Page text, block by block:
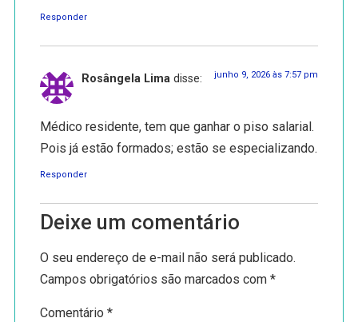
Responder
Rosângela Lima disse: junho 9, 2026 às 7:57 pm
Médico residente, tem que ganhar o piso salarial.
Pois já estão formados; estão se especializando.
Responder
Deixe um comentário
O seu endereço de e-mail não será publicado.
Campos obrigatórios são marcados com*
Comentário*